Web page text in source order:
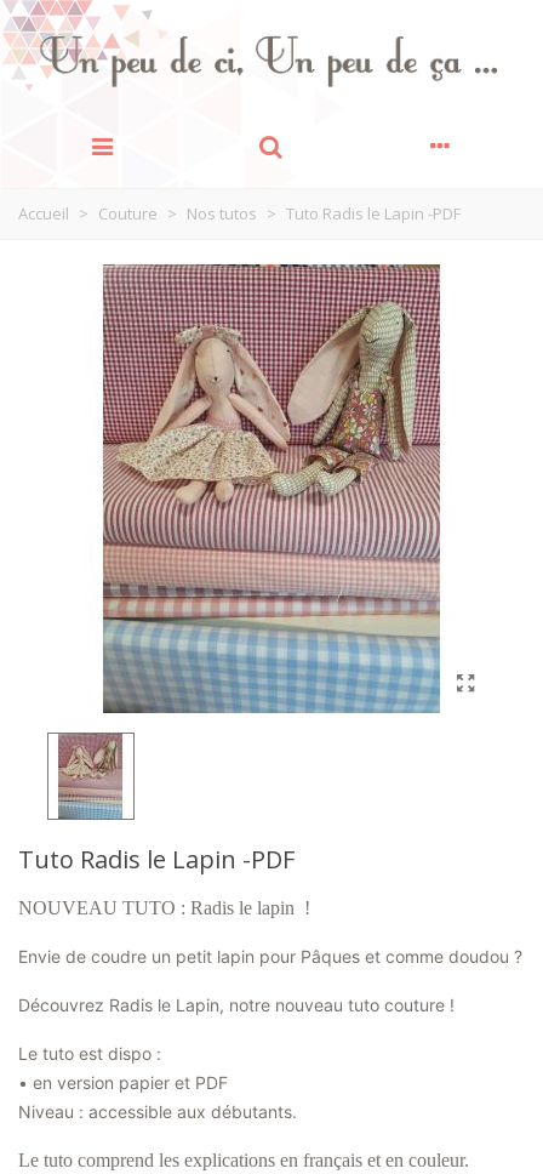
Accueil > Couture > Nos tutos > Tuto Radis le Lapin -PDF
Tuto Radis le Lapin -PDF
NOUVEAU TUTO : Radis le lapin !
Envie de coudre un petit lapin pour Pâques et comme doudou ?
Découvrez Radis le Lapin, notre nouveau tuto couture !
Le tuto est dispo :
• en version papier et PDF
Niveau : accessible aux débutants.
Le tuto comprend les explications en français et en couleur.